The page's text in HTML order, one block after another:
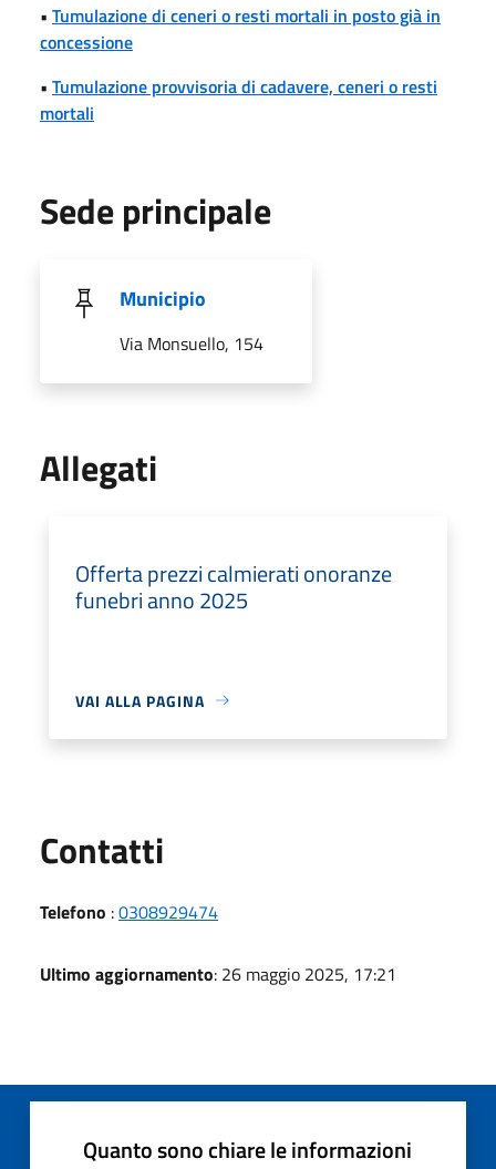
• Tumulazione di ceneri o resti mortali in posto già in
concessione
• Tumulazione provvisoria di cadavere, ceneri o resti
mortali
Sede principale
Municipio
Via Monsuello, 154
Allegati
Offerta prezzi calmierati onoranze
funebri anno 2025
VAI ALLA PAGINA
Contatti
Telefono :0308929474
Ultimo aggiornamento: 26 maggio 2025, 17:21
Quanto sono chiare le informazioni